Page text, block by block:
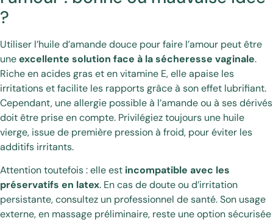
?
Utiliser l’huile d’amande douce pour faire l’amour peut être
uneexcellente solution face à la sécheresse vaginale.
Riche en acides gras et en vitamine E, elle apaise les
irritations et facilite les rapports grâce à son effet lubrifiant.
Cependant, une allergie possible à l’amande ou à ses dérivés
doit être prise en compte. Privilégiez toujours une huile
vierge, issue de première pression à froid, pour éviter les
additifs irritants.
Attention toutefois : elle est incompatible avec les
préservatifs en latex. En cas de doute ou d’irritation
persistante, consultez un professionnel de santé. Son usage
externe, en massage préliminaire, reste une option sécurisée